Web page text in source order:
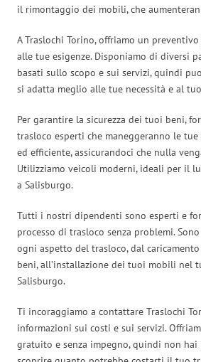
il rimontaggio dei mobili, che
A Traslochi Torino, offriamo un
alle tue esigenze. Disponiamo di diversi
basati sullo scopo e sui servizi, quindi
si adatta meglio alle tue necessità e al
Per garantire la sicurezza dei tuoi beni,
trasloco esperti che maneggeranno le
ed efficiente, assicurandoci che nulla
Utilizziamo veicoli moderni, ideali per il
a Salisburgo.
Tutti i nostri dipendenti sono esperti e
processo di trasloco senza problemi.
ogni aspetto del trasloco, dal
beni, all’installazione dei tuoi mobili nel
Salisburgo.
Ti incoraggiamo a contattare Traslochi
informazioni sui costi e sui servizi.
gratuito e senza impegno, quindi non